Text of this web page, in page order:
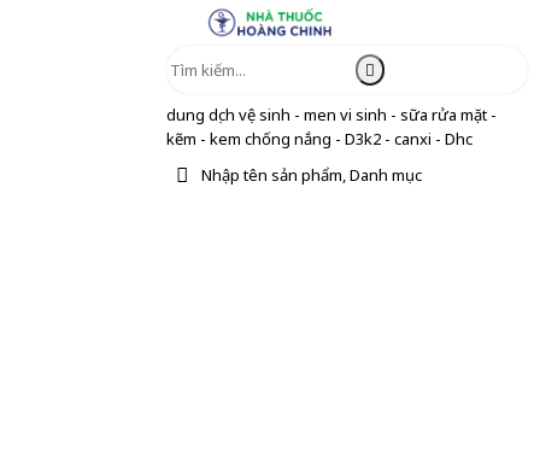
dung dịch vệ sinh - men vi sinh - sữa rửa mặt -
kẽm - kem chống nắng - D3k2 - canxi - Dhc
Nhập tên sản phẩm, Danh mục